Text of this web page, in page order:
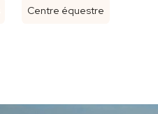
Centre équestre